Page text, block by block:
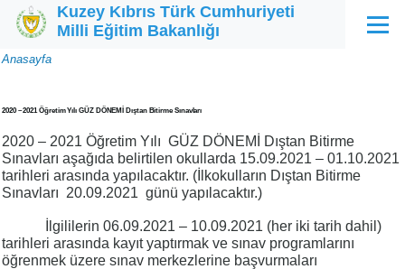
Ana içeriğe atla
Kuzey Kıbrıs Türk Cumhuriyeti
Milli Eğitim Bakanlığı
Menü
Sayfa
Anasayfa
2020 – 2021 Öğretim Yılı GÜZ DÖNEMİ Dıştan Bitirme Sınavları
2020 – 2021 Öğretim Yılı GÜZ DÖNEMİ Dıştan Bitirme
Sınavları aşağıda belirtilen okullarda 15.09.2021 – 01.10.2021
tarihleri arasında yapılacaktır. (İlkokulların Dıştan Bitirme
Sınavları 20.09.2021 günü yapılacaktır.)
İlgililerin 06.09.2021 – 10.09.2021 (her iki tarih dahil)
tarihleri arasında kayıt yaptırmak ve sınav programlarını
öğrenmek üzere sınav merkezlerine başvurmaları